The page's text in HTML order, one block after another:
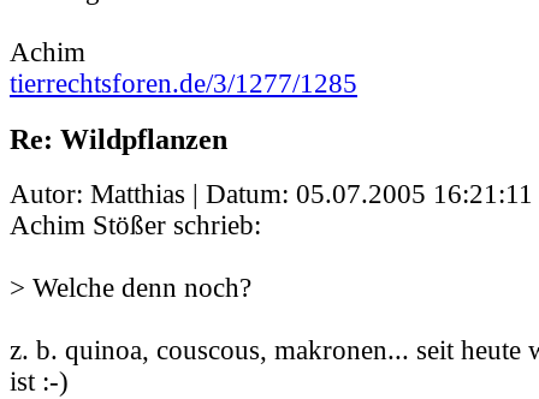
Achim
tierrechtsforen.de/3/1277/1285
Re: Wildpflanzen
Autor: Matthias | Datum: 05.07.2005 16:21:11
Achim Stößer schrieb:
> Welche denn noch?
z. b. quinoa, couscous, makronen... seit heute
ist :-)